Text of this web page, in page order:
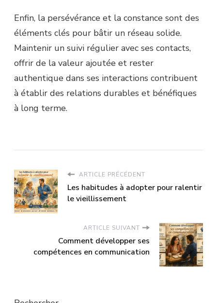
Enfin, la persévérance et la constance sont des
éléments clés pour bâtir un réseau solide.
Maintenir un suivi régulier avec ses contacts,
offrir de la valeur ajoutée et rester
authentique dans ses interactions contribuent
à établir des relations durables et bénéfiques
à long terme.
ARTICLE PRÉCÉDENT
Les habitudes à adopter pour ralentir
le vieillissement
ARTICLE SUIVANT
Comment développer ses
compétences en communication